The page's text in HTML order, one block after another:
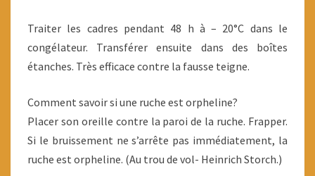
Traiter les cadres pendant 48 h à – 20°C dans le
congélateur. Transférer ensuite dans des boîtes
étanches. Très efficace contre la fausse teigne.
Comment savoir si une ruche est orpheline?
Placer son oreille contre la paroi de la ruche. Frapper.
Si le bruissement ne s’arrête pas immédiatement, la
ruche est orpheline. (Au trou de vol- Heinrich Storch.)